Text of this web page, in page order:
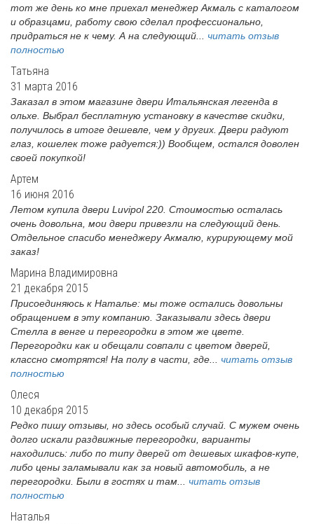
тот же день ко мне приехал менеджер Акмаль с каталогом
и образцами, работу свою сделал профессионально,
придраться не к чему. А на следующий... читать отзыв
полностью
Татьяна
31 марта 2016
Заказал в этом магазине двери Итальянская легенда в
ольхе. Выбрал бесплатную установку в качестве скидки,
получилось в итоге дешевле, чем у других. Двери радуют
глаз, кошелек тоже радуется:)) Вообщем, остался доволен
своей покупкой!
Артем
16 июня 2016
Летом купила двери Luvipol 220. Стоимостью осталась
очень довольна, мои двери привезли на следующий день.
Отдельное спасибо менеджеру Акмалю, курирующему мой
заказ!
Марина Владимировна
21 декабря 2015
Присоединяюсь к Наталье: мы тоже остались довольны
обращением в эту компанию. Заказывали здесь двери
Стелла в венге и перегородки в этом же цвете.
Перегородки как и обещали совпали с цветом дверей,
классно смотрятся! На полу в части, где... читать отзыв
полностью
Олеся
10 декабря 2015
Редко пишу отзывы, но здесь особый случай. С мужем очень
долго искали раздвижные перегородки, варианты
находились: либо по типу дверей от дешевых шкафов-купе,
либо цены заламывали как за новый автомобиль, а не
перегородки. Были в гостях и там... читать отзыв
полностью
Наталья